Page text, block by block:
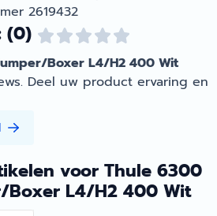
2619432
(0)
Boxer L4/H2 400 Wit
Deel uw product ervaring en
voor Thule 6300
Boxer L4/H2 400 Wit